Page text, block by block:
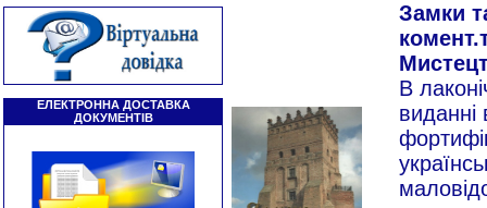
ЕЛЕКТРОННА ДОСТАВКА
ДОКУМЕНТІВ
Замки
В
виданні